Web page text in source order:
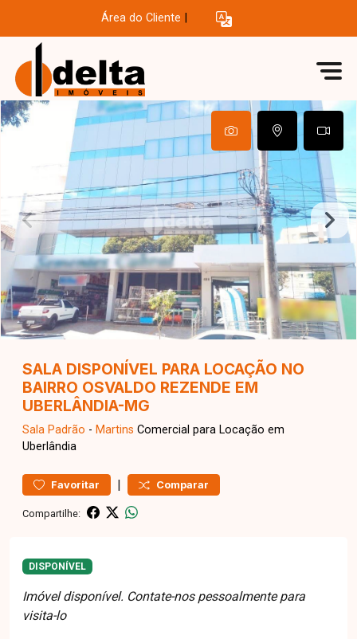
Área do Cliente
SALA DISPONÍVEL PARA LOCAÇÃO NO
BAIRRO OSVALDO REZENDE EM
UBERLÂNDIA-MG
Sala Padrão - Martins Comercial para Locação em
Uberlândia
Favoritar | Comparar
Compartilhe:
DISPONÍVEL
Imóvel disponível. Contate-nos pessoalmente para
visita-lo